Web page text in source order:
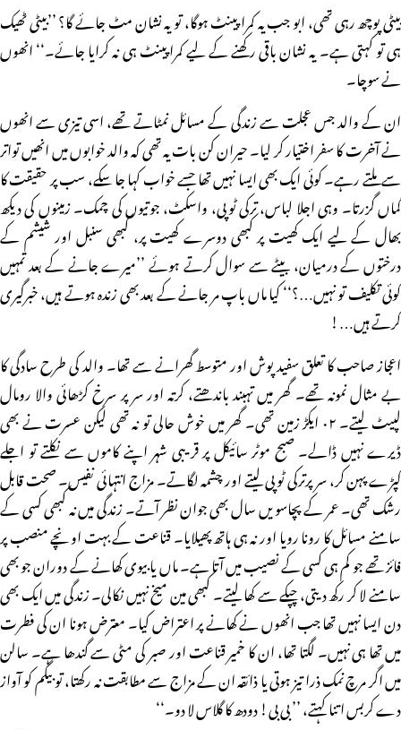
بیٹی پوچھ رہی تھی، ابو جب یہ کمرا پینٹ ہوگا، تو یہ نشان مٹ جائے گا؟ ’’بیٹی ٹھیک
ہی تو کہتی ہے۔ یہ نشان باقی رکھنے کے لیے کمراپینٹ ہی نہ کرایا جائے۔‘‘ انھوں
نے سوچا۔
ان کے والد جس عجلت سے زندگی کے مسائل نمٹاتے تھے، اسی تیزی سے انھوں
نے آخرت کا سفر اختیار کر لیا۔ حیران کن بات یہ تھی کہ والد خوابوں میں انھیں تواتر
سے ملتے رہے۔ کوئی ایک بھی ایسا نہیں تھا جسے خواب کہا جا سکے، سب پر حقیقت کا
گماں گزرتا۔ وہی اجلا لباس، ترکی ٹوپی، واسکٹ، جوتیوں کی چمک۔ زمینوں کی دیکھ
بھال کے لیے ایک کھیت پر کبھی دوسرے کھیت پر، کبھی سنبل اور شیشم کے
درختوں کے درمیان، بیٹے سے سوال کرتے ہوئے ’’میرے جانے کے بعد تمہیں
کوئی تکلیف تو نہیں…؟‘‘ کیا ماں باپ مر جانے کے بعد بھی زندہ ہوتے ہیں، خبرگیری
کرتے ہیں…!
اعجاز صاحب کا تعلق سفید پوش اور متوسط گھرانے سے تھا۔ والد کی طرح سادگی کا
بے مثال نمونہ تھے۔ گھر میں تہبند باندھتے، کرتہ اور سر پر سرخ کڑھائی والا رومال
لپیٹ لیتے۔ ۰۲ ایکڑ زمین تھی۔ گھر میں خوش حالی تو نہ تھی لیکن عسرت نے بھی
ڈیرے نہیں ڈالے۔ صبح موٹر سائیکل پر قریبی شہر اپنے کاموں سے نکلتے تو اجلے
کپڑے پہن کر، سر پرترکی ٹوپی لیتے اور چشمہ لگاتے۔ مزاج انتہائی نفیس۔ صحت قابل
رشک تھی۔ عمر کے پچاسویں سال بھی جوان نظر آتے۔ زندگی میں نہ کبھی کسی کے
سامنے مسائل کا رونا رویا اور نہ ہی ہاتھ پھیلایا۔ قناعت کے بہت اونچے منصب پر
فائز تھے جو کم ہی کسی کے نصیب میں آتا ہے۔ ماں یا بیوی کھانے کے دوران جو بھی
سامنے لا کر رکھ دیتی، چپکے سے کھا لیتے۔ کبھی مین میخ نہیں نکالی۔ زندگی میں ایک بھی
دن ایسا نہیں تھا جب انھوں نے کھانے پر اعتراض کیا۔ معترض ہونا ان کی فطرت
میں تھا ہی نہیں۔ لگتا تھا، ان کا خمیر قناعت اور صبر کی مٹی سے گندھا ہے۔ سالن
میں اگر مرچ نمک ذرا تیز ہوتی یا ذائقہ ان کے مزاج سے مطابقت نہ رکھتا، تو بیگم کو آواز
دے کربس اتنا کہتے، ’’ بی بی! دودھ کا گلاس لا دو۔‘‘